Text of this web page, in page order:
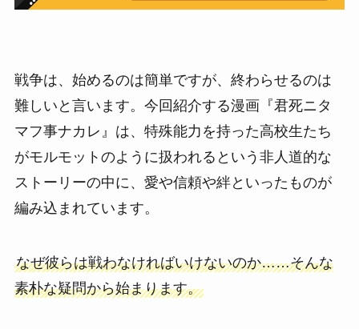
戦争は、始めるのは簡単ですが、終わらせるのは
難しいと言います。今回紹介する漫画『君死ニタ
マフ事ナカレ』は、特殊能力を持った高校生たち
がモルモットのように扱われるという非人道的な
ストーリーの中に、愛や信頼や絆といったものが
編み込まれています。
なぜ彼らは戦わなければいけないのか……そんな
素朴な疑問から始まります。